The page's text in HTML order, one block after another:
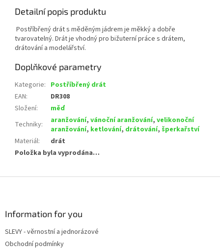
Detailní popis produktu
Postříbřený drát s měděným jádrem je měkký a dobře
tvarovatelný. Drát je vhodný pro bižuterní práce s drátem,
drátování a modelářství.
Doplňkové parametry
Kategorie: Postříbřený drát
EAN:
DR308
Složení:
měď
Techniky: aranžování, vánoční aranžování, velikonoční
aranžování, ketlování, drátování, šperkařství
Materiál:
drát
Položka byla vyprodána…
Information for you
SLEVY - věrnostní a jednorázové
Obchodní podmínky